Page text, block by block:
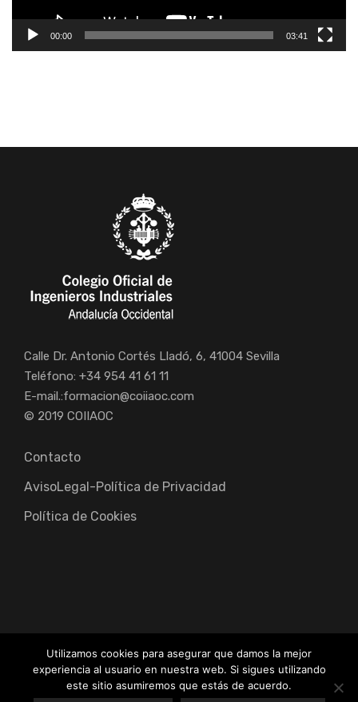
00:00 03:41
Calle Dr. Antonio Cortés Lladó, 6, 41004 Sevilla
Teléfono: +34 954 41 61 11
E-mail.:formacion@coiiaoc.com
© 2019 COIIAOC
Contacto
AvisoLegal-Política de Privacidad
Política de Cookies
Colegio Oficial de Ingenieros Industriales de Andalucía
Occidental. 2019/20
Utilizamos cookies para asegurar que damos la mejor
experiencia al usuario en nuestra web. Si sigues utilizando
este sitio asumiremos que estás de acuerdo.